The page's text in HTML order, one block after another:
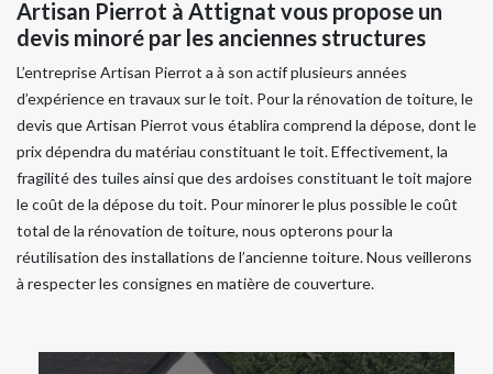
Artisan Pierrot à Attignat vous propose un
devis minoré par les anciennes structures
L’entreprise Artisan Pierrot a à son actif plusieurs années
d’expérience en travaux sur le toit. Pour la rénovation de toiture, le
devis que Artisan Pierrot vous établira comprend la dépose, dont le
prix dépendra du matériau constituant le toit. Effectivement, la
fragilité des tuiles ainsi que des ardoises constituant le toit majore
le coût de la dépose du toit. Pour minorer le plus possible le coût
total de la rénovation de toiture, nous opterons pour la
réutilisation des installations de l’ancienne toiture. Nous veillerons
à respecter les consignes en matière de couverture.